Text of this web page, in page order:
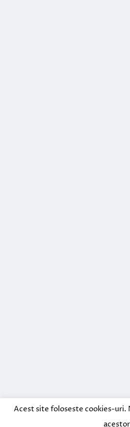
Acest site foloseste cookies-uri.